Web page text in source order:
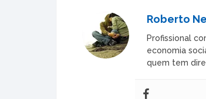
Roberto
Profissional
economia
quem tem